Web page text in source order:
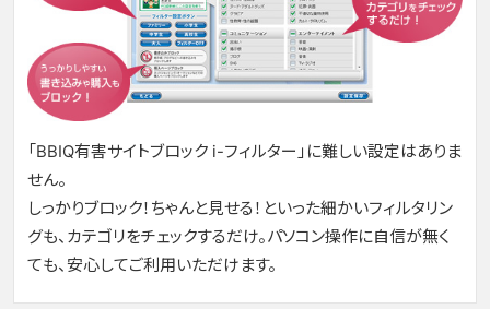
「BBIQ有害サイトブロック i-フィルター」に難しい設定はありま
せん。
しっかりブロック！ちゃんと見せる！といった細かいフィルタリン
グも、カテゴリをチェックするだけ。パソコン操作に自信が無く
ても、安心してご利用いただけます。